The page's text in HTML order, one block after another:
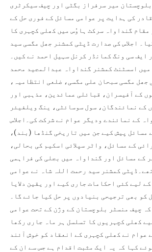
میر سرفراز بگٹی اور چیف سیکرٹری
کی ہدایت پر عوامی مسائل کے فوری حل کے
مقام گنداواہ سرکٹ ہاوُس میں کھلی کچہری کا
اجلاس کی صدارت ڈپٹی کمشنر جھل مگسی سید
ایف سی ونگ کمانڈر کرنل سہیل احمد نے کیں۔
اسسٹنٹ کمشنر گنداواہ عبدالمجید محمد
جھل مگسی سبحان علی مگسی، ضلعی انتظامیہ،
کے آفیسران، قبائلی عمائدین، مذہبی اور
کے نمائندگان، سول سوسائٹی، ینگ ویلفیئر
کے نمائندے ودیگر عوام نے شرکت کی۔اجلاس
مسائل پیش کیے جن میں تاریخی گنڈھا (بند)،
کے مسائل، واٹر سپلائی اسکیم کی بحالی،
کے مسائل اور گنداواہ میں بجلی کی فراہمی
کمشنر سید رحمت اللہ شاہ نے عوامی
لیے کئی احکامات جاری کیے اور یقین دلایا
کو بھی ترجیحی بنیادوں پر حل کیا جائے گا۔
چیف منسٹر بلوچستان کے وژن کے تحت عوامی
کھلی کچہریوں کا تسلسل ہر ماہ جاری رکھا
عوام نے کھلی کچہری کے انعقاد کو خوش آئند
کہا کہ یہ ایک مثبت اقدام ہے جس سے ان کے